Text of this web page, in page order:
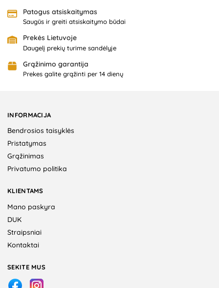
Patogus atsiskaitymas
Saugūs ir greiti atsiskaitymo būdai
Prekės Lietuvoje
Daugelį prekių turime sandėlyje
Grąžinimo garantija
Prekes galite grąžinti per 14 dienų
INFORMACIJA
Bendrosios taisyklės
Pristatymas
Grąžinimas
Privatumo politika
KLIENTAMS
Mano paskyra
DUK
Straipsniai
Kontaktai
SEKITE MUS